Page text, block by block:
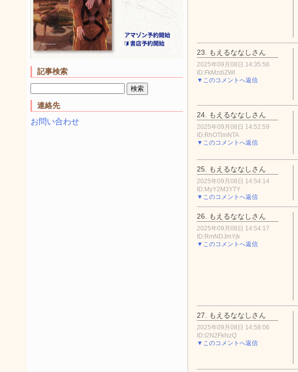
記事検索
連絡先
お問い合わせ
23. もえるななしさん
2025年09月08日 14:35:56
ID:FkMzdiZWI
▼このコメントへ返信
24. もえるななしさん
2025年09月08日 14:52:59
ID:RhOTlmNTA
▼このコメントへ返信
25. もえるななしさん
2025年09月08日 14:54:14
ID:MyY2M3YTY
▼このコメントへ返信
26. もえるななしさん
2025年09月08日 14:54:17
ID:RmNDJmYjk
▼このコメントへ返信
27. もえるななしさん
2025年09月08日 14:58:06
ID:I2N2FkNzQ
▼このコメントへ返信